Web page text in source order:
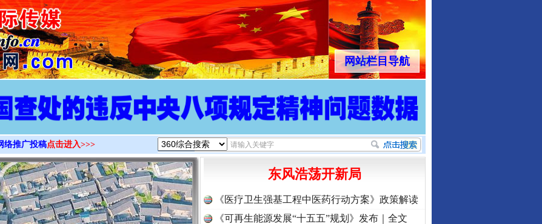
>
网站栏目导航
络推广投稿点击进入>>>
东风浩荡开新局
《医疗卫生强基工程中医药行动方案》政策解读
《可再生能源发展“十五五”规划》发布｜全文